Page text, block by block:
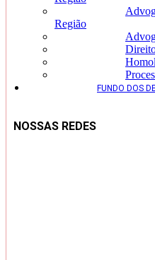
Região
FUNDO DOS
NOSSAS REDES